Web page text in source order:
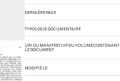
DERNIÈRE PAGE
TYPOLOGIE DOCUMENTAIRE
URI DU MANIFEST IIIF DU VOLUME CONTENANT
LE DOCUMENT
MODIFIÉ LE